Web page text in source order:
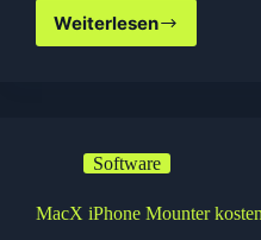
Weiterlesen
W3
Software
MacX iPhone Mounter